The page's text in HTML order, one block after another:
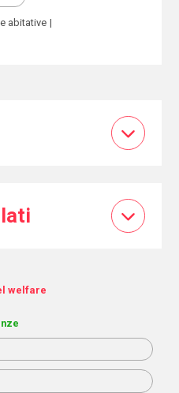
abitative
welfare